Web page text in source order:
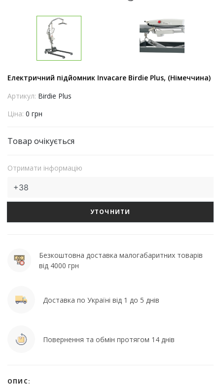
Електричний підйомник Invacare Birdie Plus, (Німеччина)
Артикул: Birdie Plus
Ціна: 0 грн
Товар очікується
Отримати інформацію
УТОЧНИТИ
Безкоштовна доставка малогабаритних товарів
від 4000 грн
Доставка по Україні від 1 до 5 днів
Повернення та обмін протягом 14 днів
ОПИС: